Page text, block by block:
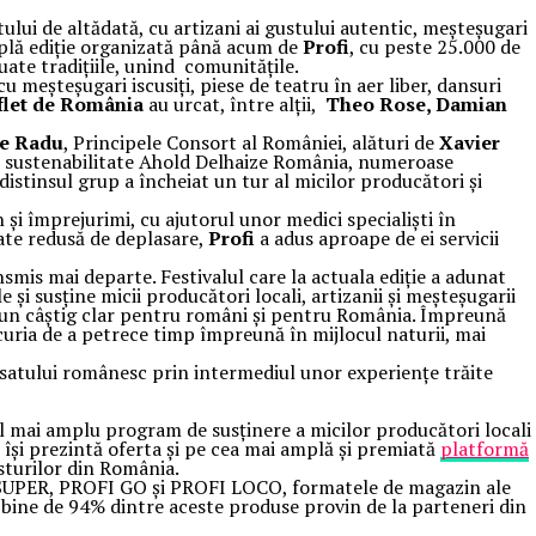
de altădată, cu artizani ai gustului autentic, meșteșugari
ediție organizată până acum deProfi, cu peste 25.000 de
tradițiile, unind comunitățile.
iscusiți, piese de teatru în aer liber, dansuri
de România au urcat, între alții, Theo Rose, Damian
Radu, Principele Consort al României, alături deXavier
Ahold Delhaize România, numeroase
grup a încheiat un tur al micilor producători și
împrejurimi, cu ajutorul unor medici specialiști în
redusă de deplasare, Profi a adus aproape de ei servicii
mai departe. Festivalul care la actuala ediție a adunat
susține micii producători locali, artizanii și meșteșugarii
câștig clar pentru români și pentru România. Împreună
de a petrece timp împreună în mijlocul naturii, mai
românesc prin intermediul unor experiențe trăite
mai amplu program de susținere a micilor producători locali
prezintă oferta și pe cea mai amplă și premiată platformă
din România.
PROFI GO și PROFI LOCO, formatele de magazin ale
de 94% dintre aceste produse provin de la parteneri din